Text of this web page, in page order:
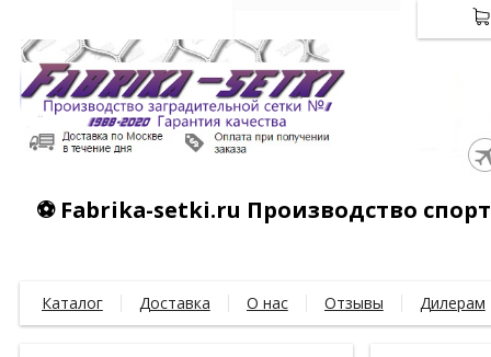
⚽ Fabrika-setki.ru Производство
Каталог Доставка О нас Отзывы Дилерам